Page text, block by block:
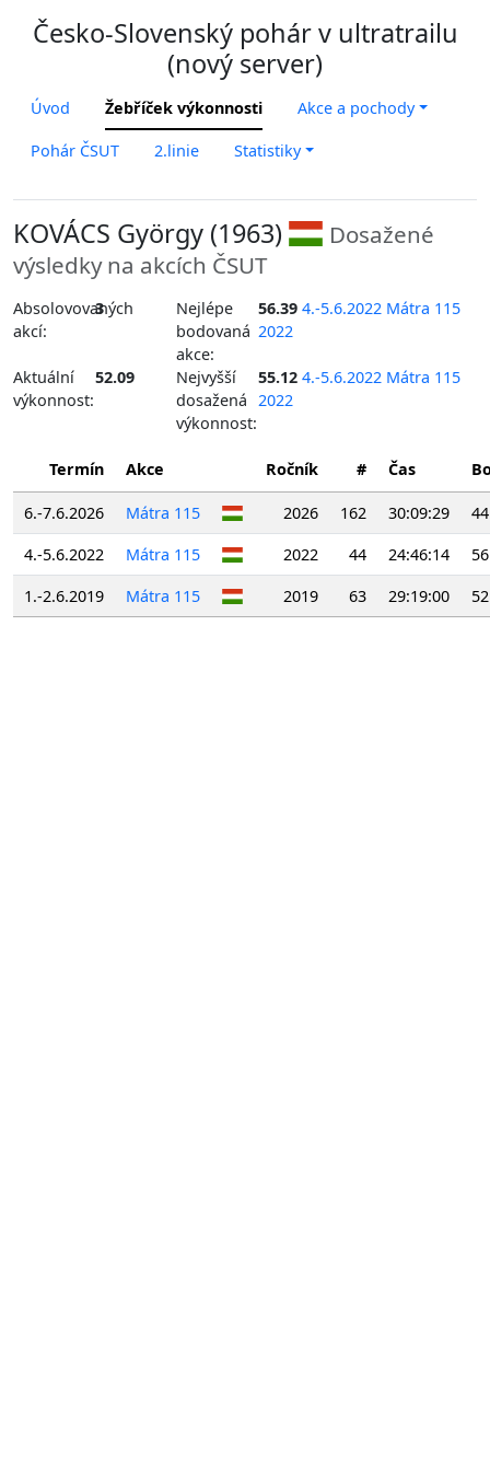
Česko-Slovenský pohár v ultratrailu
(nový server)
Úvod Žebříček výkonnosti Akce a pochody
Pohár ČSUT 2.linie Statistiky
KOVÁCS György (1963)
Dosažené
výsledky na akcích ČSUT
Absolovovaných
akcí:
3
Nejlépe
bodovaná
akce:
56.39 4.-5.6.2022 Mátra 115
2022
Aktuální
výkonnost:
52.09
Nejvyšší
dosažená
výkonnost:
55.12 4.-5.6.2022 Mátra 115
2022
Termín Akce Ročník # Čas
6.-7.6.2026 Mátra 115 2026 162 30:09:29
4.-5.6.2022
Mátra 115 2022 44 24:46:14
1.-2.6.2019
Mátra 115 2019 63 29:19:00